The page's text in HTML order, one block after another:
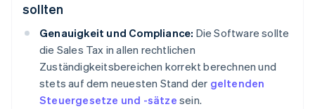
sollten
Genauigkeit und Compliance: Die Software sollte
die Sales Tax in allen rechtlichen
Zuständigkeitsbereichen korrekt berechnen und
stets auf dem neuesten Stand der geltenden
Steuergesetze und -sätze sein.